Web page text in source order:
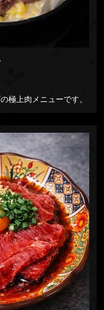
極上肉メニューです。